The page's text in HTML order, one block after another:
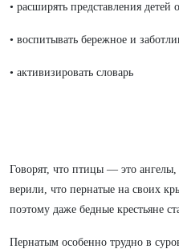
• расширять представления
• воспитывать бережное и
• активизировать словарь
Говорят, что птицы — это
верили, что пернатые на своих
поэтому даже бедные крестьяне
Пернатым особенно трудно в